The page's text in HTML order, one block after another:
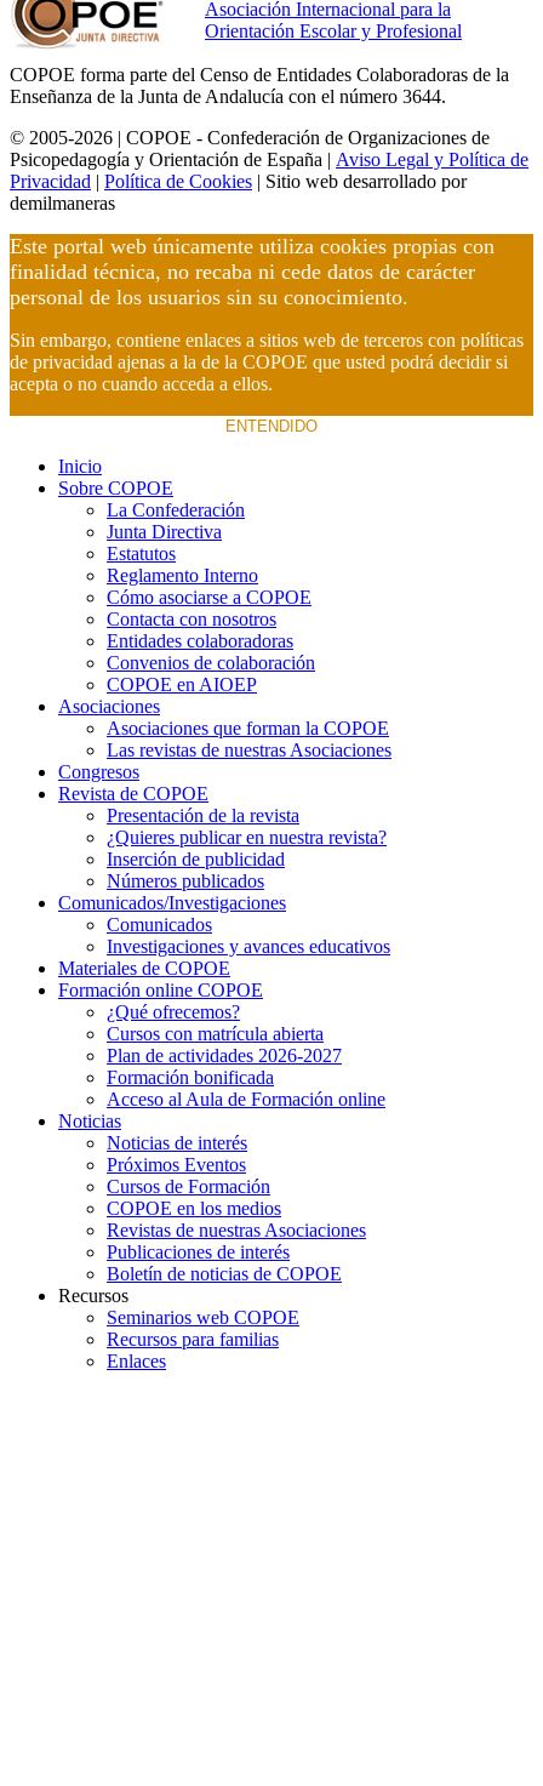
Asociación Internacional para la
Orientación Escolar y Profesional
COPOE forma parte del Censo de Entidades Colaboradoras de la
Enseñanza de la Junta de Andalucía con el número 3644.
© 2005-2026 | COPOE - Confederación de Organizaciones de
Psicopedagogía y Orientación de España | Aviso Legal y Política de
Privacidad | Política de Cookies | Sitio web desarrollado por
demilmaneras
Este portal web únicamente utiliza cookies propias con
finalidad técnica, no recaba ni cede datos de carácter
personal de los usuarios sin su conocimiento.
Sin embargo, contiene enlaces a sitios web de terceros con políticas
de privacidad ajenas a la de la COPOE que usted podrá decidir si
acepta o no cuando acceda a ellos.
ENTENDIDO
Inicio
Sobre COPOE
La Confederación
Junta Directiva
Estatutos
Reglamento Interno
Cómo asociarse a COPOE
Contacta con nosotros
Entidades colaboradoras
Convenios de colaboración
COPOE en AIOEP
Asociaciones
Asociaciones que forman la COPOE
Las revistas de nuestras Asociaciones
Congresos
Revista de COPOE
Presentación de la revista
¿Quieres publicar en nuestra revista?
Inserción de publicidad
Números publicados
Comunicados/Investigaciones
Comunicados
Investigaciones y avances educativos
Materiales de COPOE
Formación online COPOE
¿Qué ofrecemos?
Cursos con matrícula abierta
Plan de actividades 2026-2027
Formación bonificada
Acceso al Aula de Formación online
Noticias
Noticias de interés
Próximos Eventos
Cursos de Formación
COPOE en los medios
Revistas de nuestras Asociaciones
Publicaciones de interés
Boletín de noticias de COPOE
Recursos
Seminarios web COPOE
Recursos para familias
Enlaces